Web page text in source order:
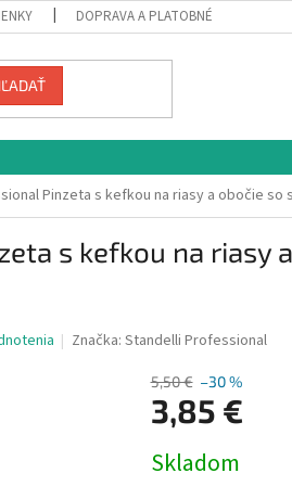
DOPRAVA A PLATOBNÉ PODMIENKY
Pinzeta s kefkou na riasy a obočie so
s kefkou na riasy
Značka:Standelli Professional
5,50 € –30 %
3,85 €
cena:
Skladom